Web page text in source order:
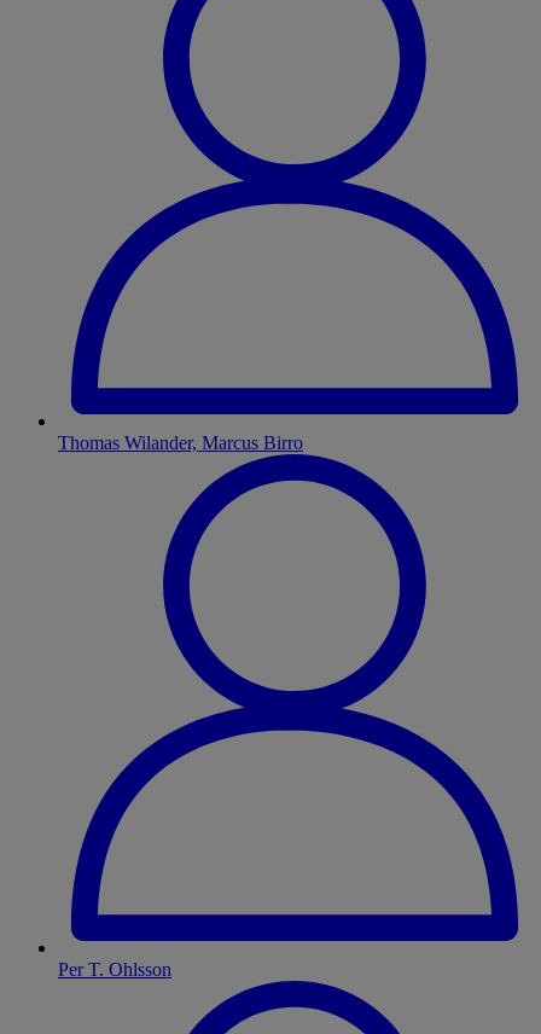
Thomas Wilander, Marcus Birro
Per T. Ohlsson